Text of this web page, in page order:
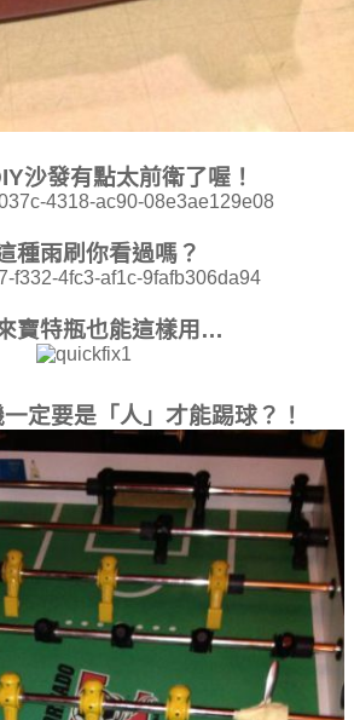
沙發有點太前衛了喔！
種雨刷你看過嗎？
寶特瓶也能這樣用…
定要是「人」才能踢球？！